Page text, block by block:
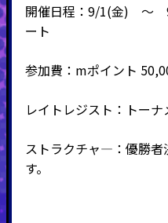
開催日程：9/1(金) ～
ート
参加費：mポイント
レイトレジスト：トーナ
ストラクチャ―：優勝者
す。